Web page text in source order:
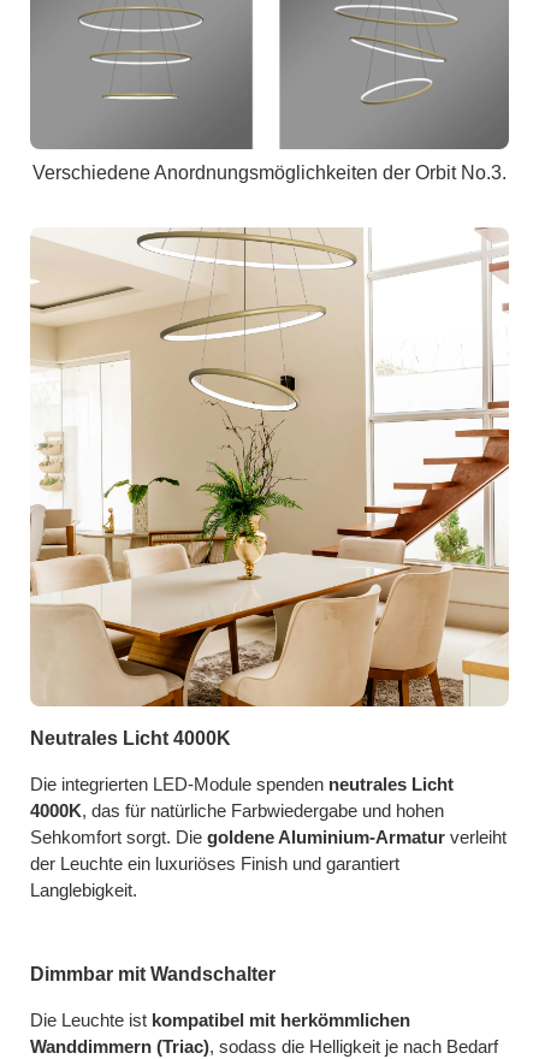
Verschiedene Anordnungsmöglichkeiten der Orbit No.3.
Neutrales Licht 4000K
Die integrierten LED-Module spenden neutrales Licht
4000K, das für natürliche Farbwiedergabe und hohen
Sehkomfort sorgt. Die goldene Aluminium-Armatur verleiht
der Leuchte ein luxuriöses Finish und garantiert
Langlebigkeit.
Dimmbar mit Wandschalter
Die Leuchte ist kompatibel mit herkömmlichen
Wanddimmern (Triac), sodass die Helligkeit je nach Bedarf